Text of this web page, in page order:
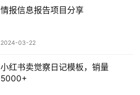
情报信息报告项目分享
2024-03-22
小红书卖觉察日记模板，销量
5000+